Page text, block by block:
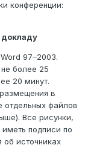
конференции:
97–2003.
более 25
20 минут.
в
отдельных файлов
Все рисунки,
подписи по
об источниках